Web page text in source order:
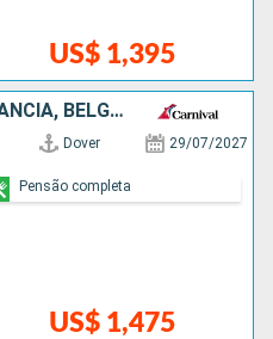
US$ 1,395
PORTUGAL, ESPANHA, FRANCIA, BÉLGICA
Dover 29/07/2027
US$ 1,475
Pensão completa